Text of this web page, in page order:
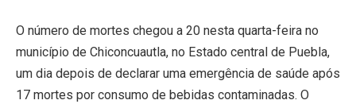
O número de mortes chegou a 20 nesta quarta-feira no
município de Chiconcuautla, no Estado central de Puebla,
um dia depois de declarar uma emergência de saúde após
17 mortes por consumo de bebidas contaminadas. O